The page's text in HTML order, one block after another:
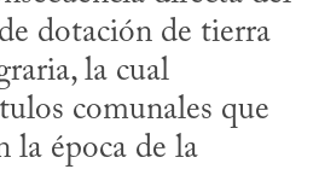
dotación de tierra
la cual
comunales que
la época de la